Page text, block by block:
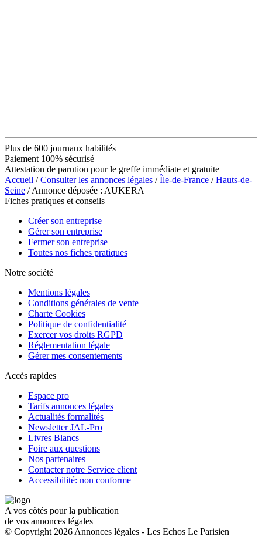
Plus de 600 journaux habilités
Paiement 100% sécurisé
Attestation de parution pour le greffe immédiate et gratuite
Accueil /Consulter les annonces légales /Île-de-France /Hauts-de-
Seine / Annonce déposée : AUKERA
Fiches pratiques et conseils
Créer son entreprise
Gérer son entreprise
Fermer son entreprise
Toutes nos fiches pratiques
Notre société
Mentions légales
Conditions générales de vente
Charte Cookies
Politique de confidentialité
Exercer vos droits RGPD
Réglementation légale
Gérer mes consentements
Accès rapides
Espace pro
Tarifs annonces légales
Actualités formalités
Newsletter JAL-Pro
Livres Blancs
Foire aux questions
Nos partenaires
Contacter notre Service client
Accessibilité: non conforme
A vos côtés pour la publication
de vos annonces légales
© Copyright 2026 Annonces légales - Les Echos Le Parisien